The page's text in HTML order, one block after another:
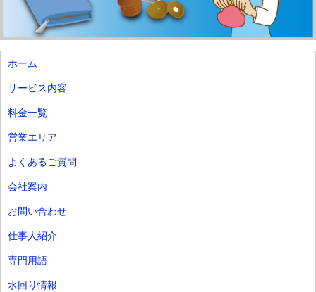
ホーム
サービス内容
料金一覧
営業エリア
よくあるご質問
会社案内
お問い合わせ
仕事人紹介
専門用語
水回り情報